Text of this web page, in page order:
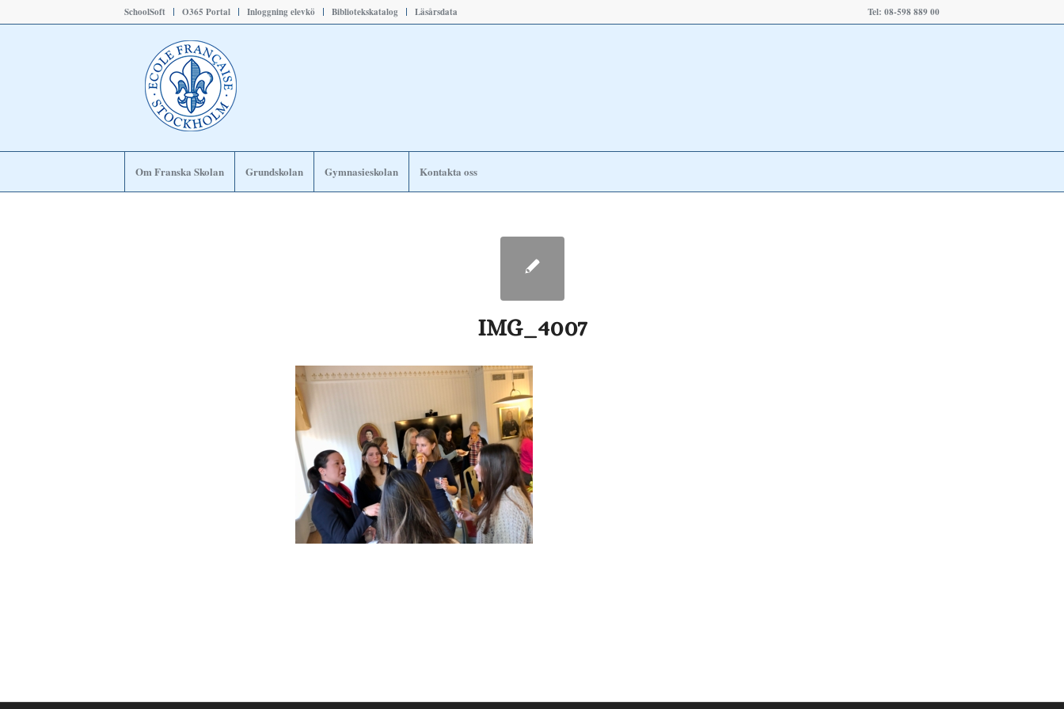
SchoolSoft O365 Portal Inloggning elevkö Bibliotekskatalog Läsårsdata Tel: 08-598 889 00
Om Franska Skolan Grundskolan Gymnasieskolan Kontakta oss
IMG_4007